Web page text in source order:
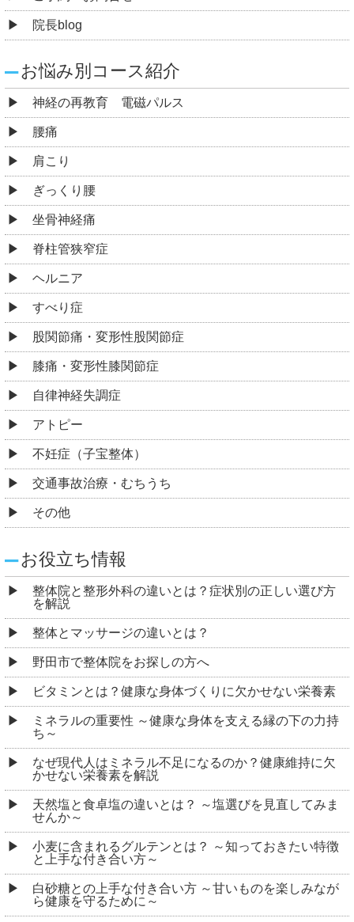
院長blog
お悩み別コース紹介
神経の再教育 電磁パルス
腰痛
肩こり
ぎっくり腰
坐骨神経痛
脊柱管狭窄症
ヘルニア
すべり症
股関節痛・変形性股関節症
膝痛・変形性膝関節症
自律神経失調症
アトピー
不妊症（子宝整体）
交通事故治療・むちうち
その他
お役立ち情報
整体院と整形外科の違いとは？症状別の正しい選び方
を解説
整体とマッサージの違いとは？
野田市で整体院をお探しの方へ
ビタミンとは？健康な身体づくりに欠かせない栄養素
ミネラルの重要性 ～健康な身体を支える縁の下の力持
ち～
なぜ現代人はミネラル不足になるのか？健康維持に欠
かせない栄養素を解説
天然塩と食卓塩の違いとは？ ～塩選びを見直してみま
せんか～
小麦に含まれるグルテンとは？ ～知っておきたい特徴
と上手な付き合い方～
白砂糖との上手な付き合い方 ～甘いものを楽しみなが
ら健康を守るために～